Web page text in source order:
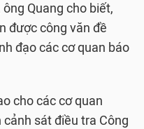
Quang cho biết,
được công văn đề
đạo các cơ quan báo
cho các cơ quan
sát điều tra Công